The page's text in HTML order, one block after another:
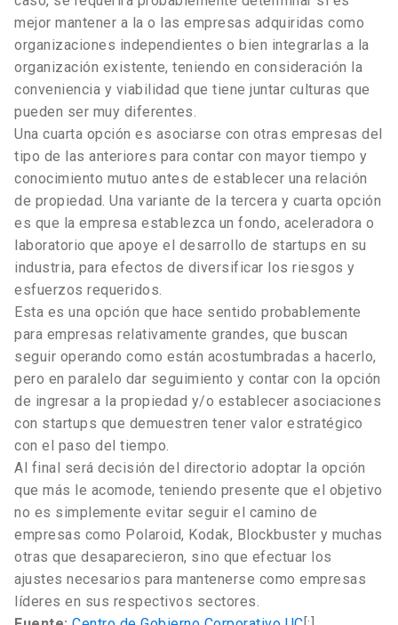
mejor mantener a la o las empresas adquiridas como
organizaciones independientes o bien integrarlas a la
organización existente, teniendo en consideración la
conveniencia y viabilidad que tiene juntar culturas que
pueden ser muy diferentes.
Una cuarta opción es asociarse con otras empresas del
tipo de las anteriores para contar con mayor tiempo y
conocimiento mutuo antes de establecer una relación
de propiedad. Una variante de la tercera y cuarta opción
es que la empresa establezca un fondo, aceleradora o
laboratorio que apoye el desarrollo de startups en su
industria, para efectos de diversificar los riesgos y
esfuerzos requeridos.
Esta es una opción que hace sentido probablemente
para empresas relativamente grandes, que buscan
seguir operando como están acostumbradas a hacerlo,
pero en paralelo dar seguimiento y contar con la opción
de ingresar a la propiedad y/o establecer asociaciones
con startups que demuestren tener valor estratégico
con el paso del tiempo.
Al final será decisión del directorio adoptar la opción
que más le acomode, teniendo presente que el objetivo
no es simplemente evitar seguir el camino de
empresas como Polaroid, Kodak, Blockbuster y muchas
otras que desaparecieron, sino que efectuar los
ajustes necesarios para mantenerse como empresas
líderes en sus respectivos sectores.